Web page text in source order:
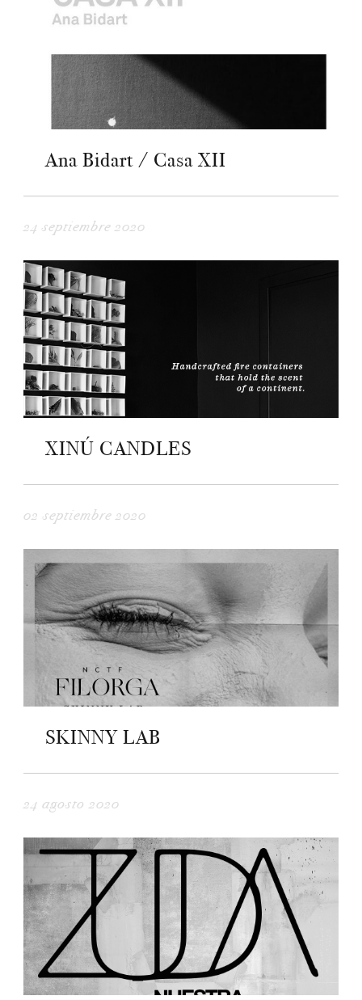
Ana Bidart / Casa XII
24 septiembre 2020
XINÚ CANDLES
02 septiembre 2020
SKINNY LAB
24 agosto 2020